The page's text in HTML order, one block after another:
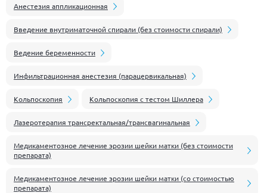
Анестезия аппликационная
Введение внутриматочной спирали (без стоимости спирали)
Ведение беременности
Инфильтрационная анестезия (парацервикальная)
Кольпоскопия Кольпоскопия с тестом Шиллера
Лазеротерапия трансректальная/трансвагинальная
Медикаментозное лечение эрозии шейки матки (без стоимости
препарата)
Медикаментозное лечение эрозии шейки матки (со стоимостью
препарата)